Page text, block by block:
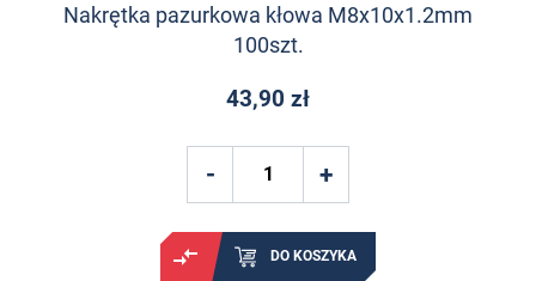
Nakrętka pazurkowa kłowa M8x10x1.2mm
100szt.
43,90 zł
DO KOSZYKA